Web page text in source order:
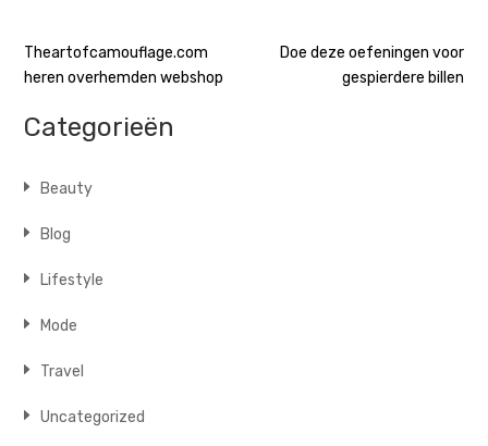
Bericht
navigatie
Theartofcamouflage.com
heren overhemden webshop
Doe deze oefeningen voor
gespierdere billen
Categorieën
Beauty
Blog
Lifestyle
Mode
Travel
Uncategorized